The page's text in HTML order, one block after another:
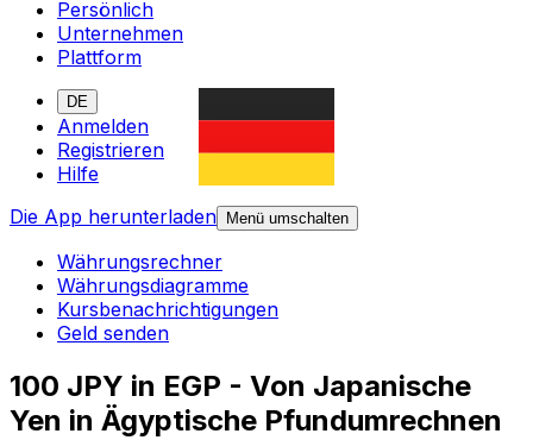
Persönlich
Unternehmen
Plattform
DE
Anmelden
Registrieren
Hilfe
Die App herunterladen
Menü umschalten
Währungsrechner
Währungsdiagramme
Kursbenachrichtigungen
Geld senden
100 JPY in EGP - Von Japanische
Yen in Ägyptische Pfundumrechnen